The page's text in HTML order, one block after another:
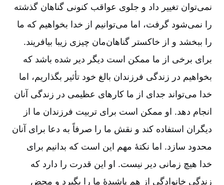
نمی‌توان تغییر داد و جلوی عواقب کنونی گناهان گذشته
را نمی‌شود گرفت، اما می‌توانیم از خدا بخواهیم که ما
را ببخشد و از خاکستر گناهان‌مان چیزی زیبا بیافریند.
برای برخی از ما ممکن است دیگر دیر شده باشد که
بخواهیم در زندگی فرزندان بالغ خود تأثیر بگذاریم، اما
خدا می‌تواند جدای از ما کارهای عظیمی در زندگی آنان
انجام دهد. او ممکن است برای تربیت فرزندان ‌ما از
دیگران استفاده کند و نقش ما را صرفاً به دعا برای آنان
محدود سازد. اما نکتۀ مهم این است که بدانیم برای
خدا هیچ زمانی دیر نیست. او این قدرت را دارد که
زندگی خانوادگی از هم پاشیدۀ ما را بگیرد و محض